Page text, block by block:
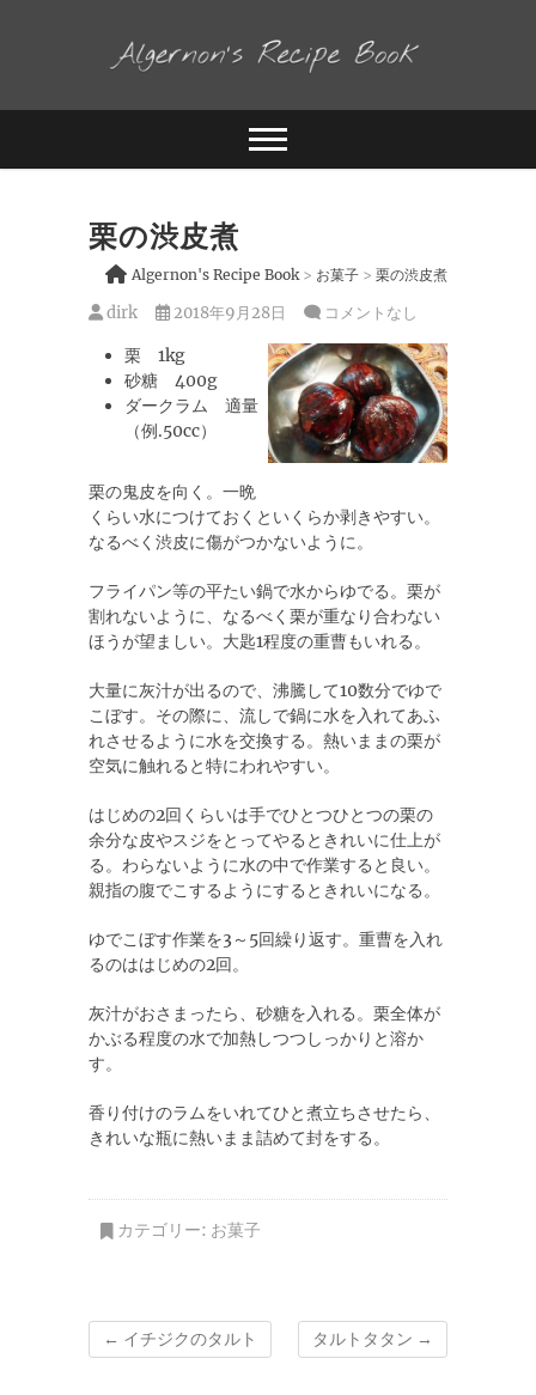
Algernon's Recipe
Book
栗の渋皮煮
Algernon's Recipe Book > お菓子 > 栗の渋皮煮
dirk 2018年9月28日 コメントなし
栗 1kg
砂糖 400g
ダークラム 適量
（例.50cc）
栗の鬼皮を向く。一晩
くらい水につけておくといくらか剥きやすい。
なるべく渋皮に傷がつかないように。
フライパン等の平たい鍋で水からゆでる。栗が
割れないように、なるべく栗が重なり合わない
ほうが望ましい。大匙1程度の重曹もいれる。
大量に灰汁が出るので、沸騰して10数分でゆで
こぼす。その際に、流しで鍋に水を入れてあふ
れさせるように水を交換する。熱いままの栗が
空気に触れると特にわれやすい。
はじめの2回くらいは手でひとつひとつの栗の
余分な皮やスジをとってやるときれいに仕上が
る。わらないように水の中で作業すると良い。
親指の腹でこするようにするときれいになる。
ゆでこぼす作業を3～5回繰り返す。重曹を入れ
るのははじめの2回。
灰汁がおさまったら、砂糖を入れる。栗全体が
かぶる程度の水で加熱しつつしっかりと溶か
す。
香り付けのラムをいれてひと煮立ちさせたら、
きれいな瓶に熱いまま詰めて封をする。
カテゴリー: お菓子
← イチジクのタルト タルトタタン →